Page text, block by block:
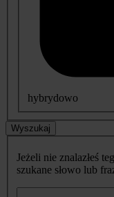
hybrydowo
Wyszukaj
Jeżeli nie znalazłeś
szukane słowo lub